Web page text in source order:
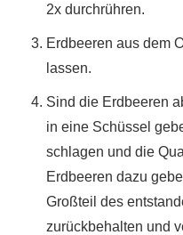
2x durchrühren.
Erdbeeren aus dem
lassen.
Sind die Erdbeeren
in eine Schüssel
schlagen und die
Erdbeeren dazu
Großteil des
zurückbehalten und